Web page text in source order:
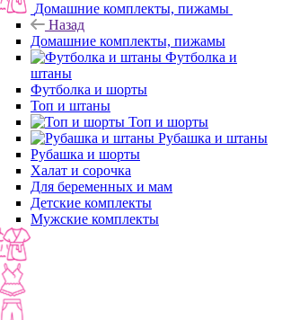
Домашние комплекты, пижамы
Назад
Домашние комплекты, пижамы
Футболка и
штаны
Футболка и шорты
Топ и штаны
Топ и шорты
Рубашка и штаны
Рубашка и шорты
Халат и сорочка
Для беременных и мам
Детские комплекты
Мужские комплекты